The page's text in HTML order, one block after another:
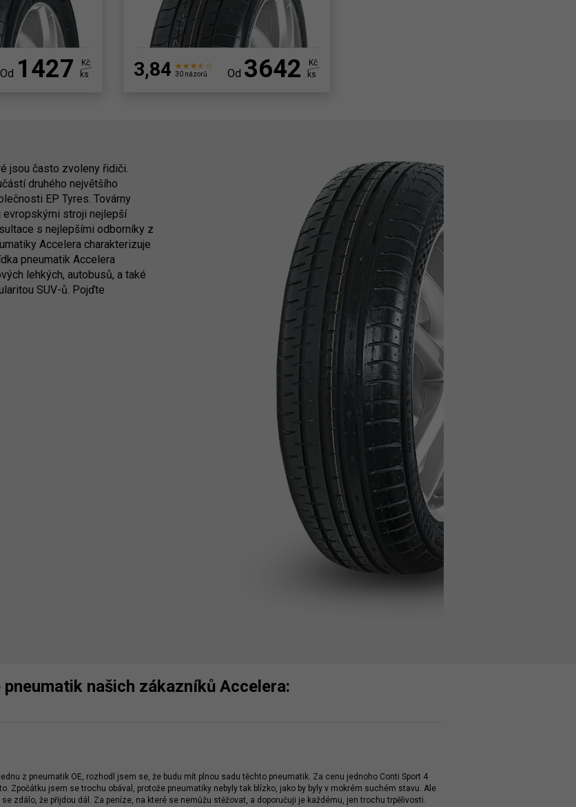
Od 1427
Kč
ks
3,84 30 názorů Od 3642
Kč
ks
jsou často zvoleny řidiči.
druhého největšího
EP Tyres. Továrny
evropskými stroji nejlepší
s nejlepšími odborníky z
Accelera charakterizuje
pneumatik Accelera
lehkých, autobusů, a také
SUV-ů. Pojďte
pneumatik našich zákazníků Accelera:
z pneumatik OE, rozhodl jsem se, že budu mít plnou sadu těchto pneumatik. Za cenu jednoho Conti Sport 4
Zpočátku jsem se trochu obával, protože pneumatiky nebyly tak blízko, jako by byly v mokrém suchém stavu. Ale
zdálo, že přijdou dál. Za peníze, na které se nemůžu stěžovat, a doporučuji je každému, jen trochu trpělivosti.